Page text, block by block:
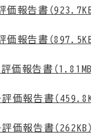
報告書（923.7KB
報告書（897.5KB
価報告書（1.81MB
価報告書（
価報告書（262KB）